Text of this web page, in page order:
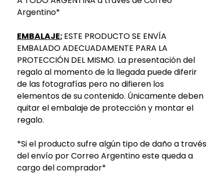
Argentino*
EMBALAJE:ESTE PRODUCTO SE ENVÍA
EMBALADO ADECUADAMENTE PARA LA
PROTECCIÓN DEL MISMO. La presentación del
regalo al momento de la llegada puede diferir
de las fotografías pero no difieren los
elementos de su contenido. Únicamente deben
quitar el embalaje de protección y montar el
regalo.
*Si el producto sufre algún tipo de daño a través
del envío por Correo Argentino este queda a
cargo del comprador*